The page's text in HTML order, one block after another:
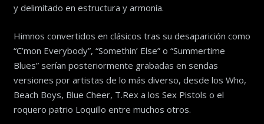
y delimitado en estructura y armonía.
Himnos convertidos en clásicos tras su desaparición como
“C’mon Everybody”, “Somethin’ Else” o “Summertime
Blues” serían posteriormente grabadas en sendas
versiones por artistas de lo más diverso, desde los Who,
Beach Boys, Blue Cheer, T.Rex a los Sex Pistols o el
roquero patrio Loquillo entre muchos otros.